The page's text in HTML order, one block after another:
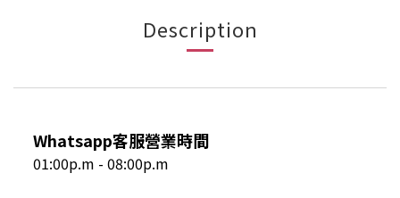
Description
Whatsapp客服營業時間
01:00p.m - 08:00p.m